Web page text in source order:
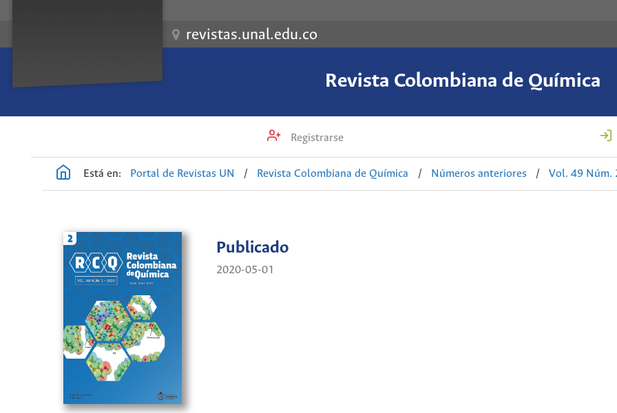
revistas.unal.edu.co
Revista Colombiana de Química
Registrarse
Está en: Portal de Revistas UN / Revista Colombiana de Química / Números anteriores / Vol. 49 Núm.
Publicado
2020-05-01